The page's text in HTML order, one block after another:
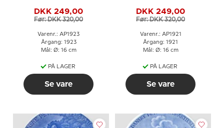
DKK 249,00
Før: DKK 320,00
Varenr.: AP1923
Årgang: 1923
Mål: Ø: 16 cm
PÅ LAGER
Se vare
DKK 249,00
Før: DKK 320,00
Varenr.: AP1921
Årgang: 1921
Mål: Ø: 16 cm
PÅ LAGER
Se vare